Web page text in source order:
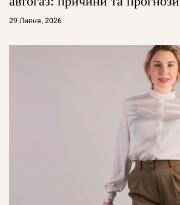
29 Липня, 2026